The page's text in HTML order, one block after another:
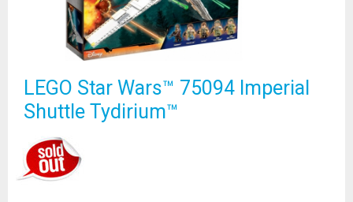
LEGO Star Wars™ 75094 Imperial
Shuttle Tydirium™